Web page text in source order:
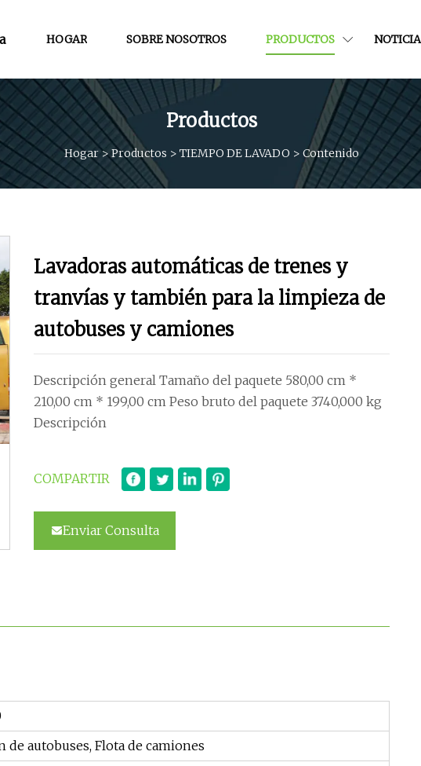
HOGAR SOBRE NOSOTROS PRODUCTOS
Productos
Hogar>Productos > TIEMPO DE LAVADO > Contenido
Lavadoras automáticas de trenes y
tranvías y también para la limpieza de
autobuses y camiones
Descripción general Tamaño del paquete 580,00 cm *
210,00 cm * 199,00 cm Peso bruto del paquete 3740,000 kg
Descripción
COMPARTIR
Enviar Consulta
de autobuses, Flota de camiones